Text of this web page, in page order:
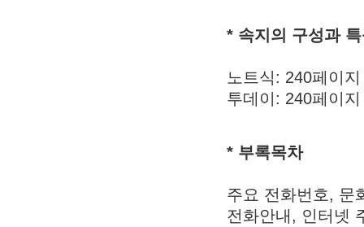
* 속지의 구성과
노트식: 240페이
투데이: 240페이
* 부록목차
주요 전화번호, 문
전화안내, 인터넷